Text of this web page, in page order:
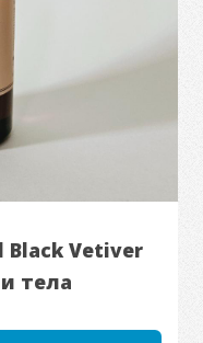
Black Vetiver
тела